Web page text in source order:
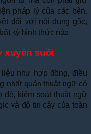
pháp lý của các bên.
đối với nội dung gốc,
kỳ hình thức nào.
xuyên suốt
như hợp đồng, điều
nhất quán thuật ngữ có
đó, kiểm soát thuật ngữ
và độ tin cậy của toàn